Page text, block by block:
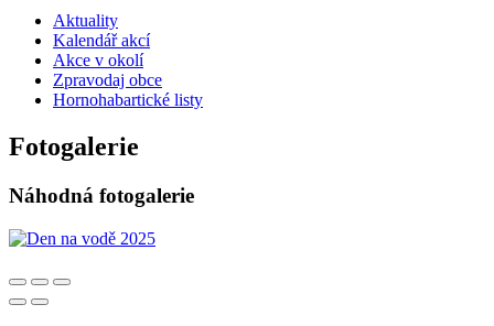
Aktuality
Kalendář akcí
Akce v okolí
Zpravodaj obce
Hornohabartické listy
Fotogalerie
Náhodná fotogalerie